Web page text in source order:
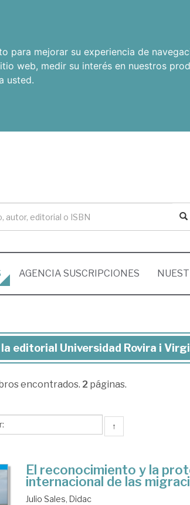
mejorar su experiencia de
web, medir su interés en nuestros
usted.
AGENCIA SUSCRIPCIONES
editorial Universidad Rovira i
encontrados. 2 páginas.
↑
El reconocimiento y la
internacional de las
Julio Sales, Didac